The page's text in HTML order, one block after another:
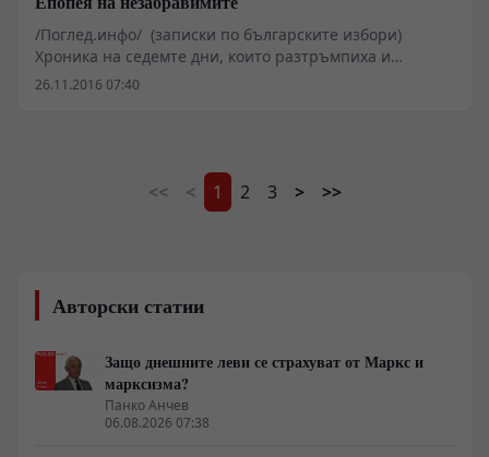
/Поглед.инфо/ (записки по българските избори)
Хроника на седемте дни, които разтръмпиха и
България
26.11.2016 07:40
<< < 1 2 3 > >>
Авторски статии
Защо днешните леви се страхуват от Маркс и
марксизма?
Панко Анчев
06.08.2026 07:38